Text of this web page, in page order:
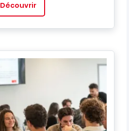
Découvrir